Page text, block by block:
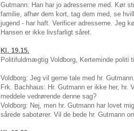
Gutmann: Han har jo adresserne med. Kør
familie, afhør dem kort, tag dem med, se
jugend - har haft. Verificer adresserne. Jeg
Hansen er ikke livsfarligt såret.
Kl. 19.15.
Politifuldmægtig Voldborg, Kerteminde politi
Voldborg: Jeg vil gerne tale med hr. Gutmann.
Frk. Bachhaus: Hr. Gutmann er ikke her, hr.
meddele vedrørende denne sag?
Voldborg: Nej, men hr. Gutmann har lovet
sårede sabotører. Vil de bede hr. Gutmann